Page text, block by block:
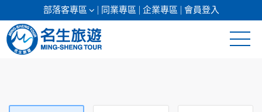
部落客專區 同業專區 企業專區 會員登入
日本專館